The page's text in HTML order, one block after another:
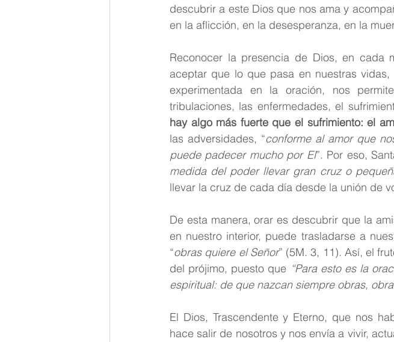
descubrir a este Dios que nos ama y
en la aflicción, en la desesperanza, en la
Reconocer la presencia de Dios, en cada
aceptar que lo que pasa en nuestras
experimentada en la oración, nos
tribulaciones, las enfermedades, el
hay algo más fuerte que el sufrimiento: el
las adversidades, “conforme al amor que
puede padecer mucho por El”. Por eso,
medida del poder llevar gran cruz o
llevar la cruz de cada día desde la unión de
De esta manera, orar es descubrir que la
en nuestro interior, puede trasladarse a
“obras quiere el Señor” (5M. 3, 11). Así, el
del prójimo, puesto que “Para esto es la
espiritual: de que nazcan siempre obras,
El Dios, Trascendente y Eterno, que nos
hace salir de nosotros y nos envía a vivir,